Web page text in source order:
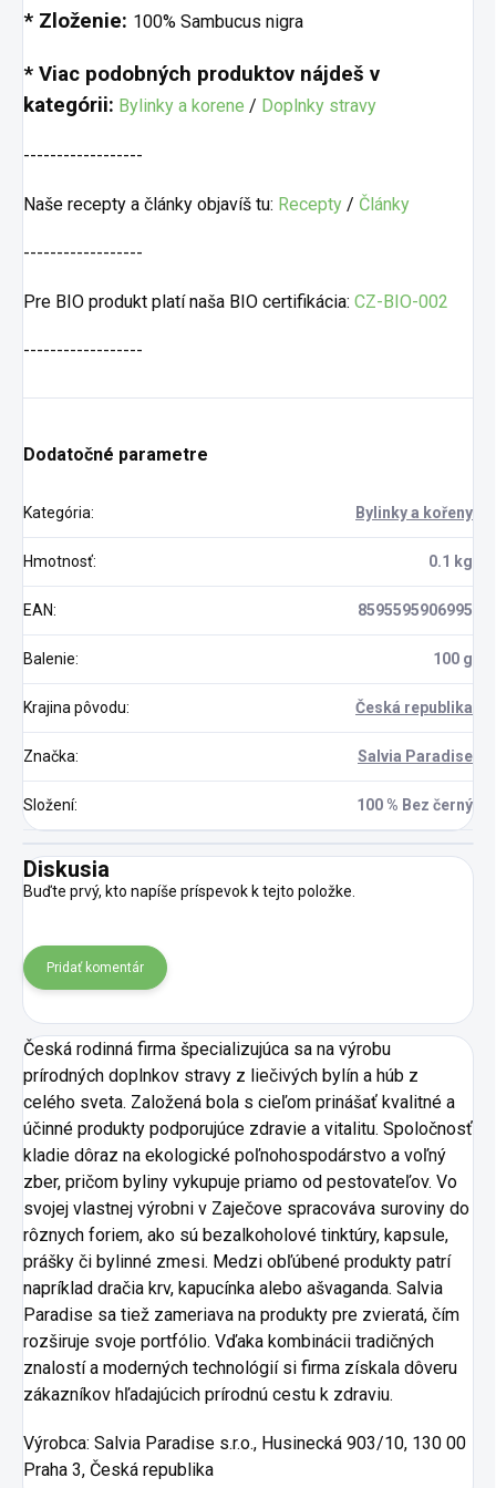
* Zloženie: 100% Sambucus nigra
* Viac podobných produktov nájdeš v
kategórii: Bylinky a korene / Doplnky stravy
------------------
Naše recepty a články objavíš tu: Recepty / Články
------------------
Pre BIO produkt platí naša BIO certifikácia: CZ-BIO-002
------------------
Dodatočné parametre
Kategória: Bylinky a kořeny
Hmotnosť: 0.1 kg
EAN: 8595595906995
Balenie: 100 g
Krajina pôvodu: Česká republika
Značka: Salvia Paradise
Složení: 100 % Bez černý
Diskusia
Buďte prvý, kto napíše príspevok k tejto položke.
Pridať komentár
Česká rodinná firma špecializujúca sa na výrobu
prírodných doplnkov stravy z liečivých bylín a húb z
celého sveta. Založená bola s cieľom prinášať kvalitné a
účinné produkty podporujúce zdravie a vitalitu. Spoločnosť
kladie dôraz na ekologické poľnohospodárstvo a voľný
zber, pričom byliny vykupuje priamo od pestovateľov. Vo
svojej vlastnej výrobni v Zaječove spracováva suroviny do
rôznych foriem, ako sú bezalkoholové tinktúry, kapsule,
prášky či bylinné zmesi. Medzi obľúbené produkty patrí
napríklad dračia krv, kapucínka alebo ašvaganda. Salvia
Paradise sa tiež zameriava na produkty pre zvieratá, čím
rozširuje svoje portfólio. Vďaka kombinácii tradičných
znalostí a moderných technológií si firma získala dôveru
zákazníkov hľadajúcich prírodnú cestu k zdraviu.
Výrobca: Salvia Paradise s.r.o., Husinecká 903/10, 130 00
Praha 3, Česká republika